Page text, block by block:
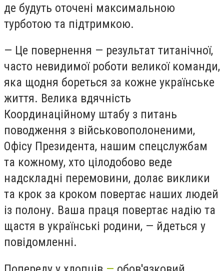
де будуть оточені максимальною
турботою та підтримкою.
— Це повернення — результат титанічної,
часто невидимої роботи великої команди,
яка щодня бореться за кожне українське
життя. Велика вдячність
Координаційному штабу з питань
поводження з військовополоненими,
Офісу Президента, нашим спецслужбам
та кожному, хто цілодобово веде
надскладні перемовини, долає виклики
та крок за кроком повертає наших людей
із полону. Ваша праця повертає надію та
щастя в українські родини, — йдеться у
повідомленні.